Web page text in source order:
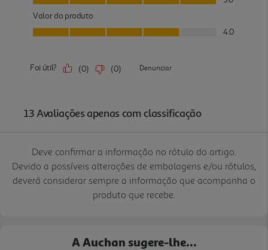
Deve confirmar a informação no rótulo do artigo.
Devido a possíveis alterações de embalagens e/ou rótulos,
deverá considerar sempre a informação que acompanha o
produto que recebe.
A Auchan sugere-lhe...